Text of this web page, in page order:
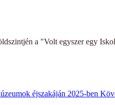
a "Volt egyszer egy
éjszakáján 2025-ben